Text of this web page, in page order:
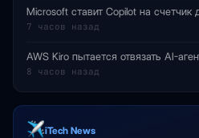
Microsoft ставит Copilot на
7 часов назад
AWS Kiro пытается отвязать AI-
8 часов назад
iTech News